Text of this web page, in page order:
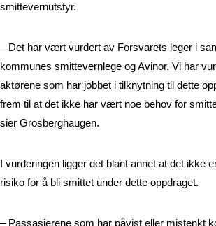
smittevernutstyr.
– Det har vært vurdert av Forsvarets leger i
kommunes smittevernlege og Avinor. Vi har
aktørene som har jobbet i tilknytning til dette
frem til at det ikke har vært noe behov for
sier Grosberghaugen.
I vurderingen ligger det blant annet at det ikke
risiko for å bli smittet under dette oppdraget.
– Passasjerene som har påvist eller mistenkt